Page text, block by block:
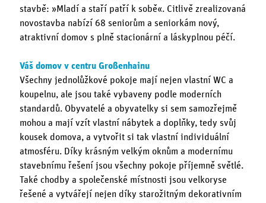
stavbě: »Mladí a staří patří k sobě«. Citlivě zrealizovaná
novostavba nabízí 68 seniorům a seniorkám nový,
atraktivní domov s plně stacionární a láskyplnou péčí.
Váš domov v centru Großenhainu
Všechny jednolůžkové pokoje mají nejen vlastní WC a
koupelnu, ale jsou také vybaveny podle moderních
standardů. Obyvatelé a obyvatelky si sem samozřejmě
mohou a mají vzít vlastní nábytek a doplňky, tedy svůj
kousek domova, a vytvořit si tak vlastní individuální
atmosféru. Díky krásným velkým oknům a modernímu
stavebnímu řešení jsou všechny pokoje příjemně světlé.
Také chodby a společenské místnosti jsou velkoryse
řešené a vytvářejí nejen díky starožitným dekorativním